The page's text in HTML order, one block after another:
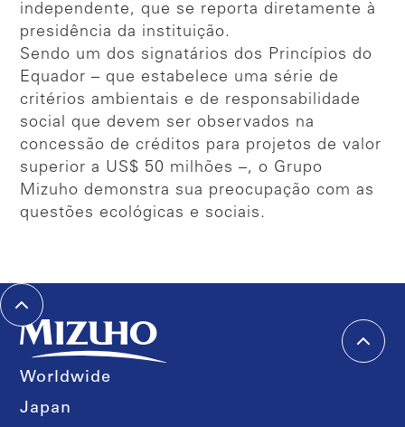
independente, que se reporta diretamente à
presidência da instituição.
Sendo um dos signatários dos Princípios do
Equador – que estabelece uma série de
critérios ambientais e de responsabilidade
social que devem ser observados na
concessão de créditos para projetos de valor
superior a US$ 50 milhões –, o Grupo
Mizuho demonstra sua preocupação com as
questões ecológicas e sociais.
Worldwide
Japan